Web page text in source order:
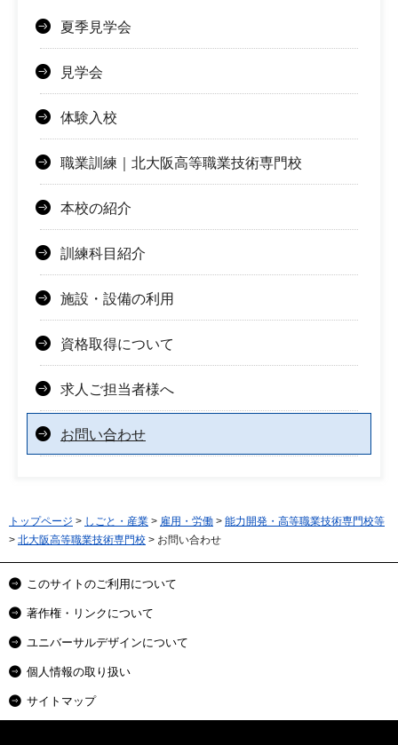
夏季見学会
見学会
体験入校
職業訓練｜北大阪高等職業技術専門校
本校の紹介
訓練科目紹介
施設・設備の利用
資格取得について
求人ご担当者様へ
お問い合わせ
トップページ > しごと・産業 > 雇用・労働 > 能力開発・高等職業技術専門校等
> 北大阪高等職業技術専門校 > お問い合わせ
このサイトのご利用について
著作権・リンクについて
ユニバーサルデザインについて
個人情報の取り扱い
サイトマップ